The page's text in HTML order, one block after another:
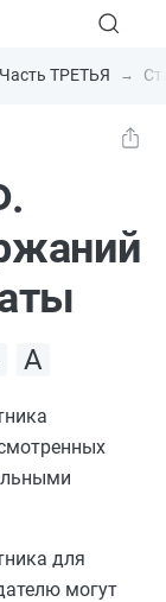
Часть ТРЕТЬЯ
для
могут